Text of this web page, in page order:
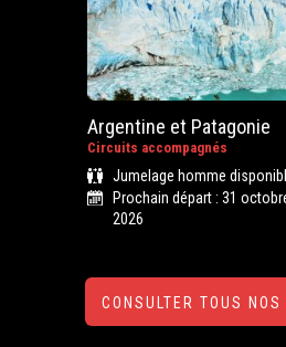
Argentine et Patagonie
Circuits accompagnés
Jumelage homme
Prochain départ : 31
2026
CONSULTER TOUS